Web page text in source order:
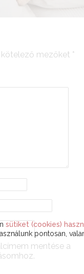
mezőket *
mentése a
sütiket (cookies)
pontosan,